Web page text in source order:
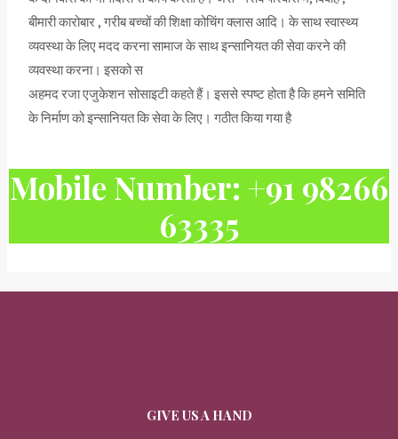
बीमारी कारोबार , गरीब बच्चों की शिक्षा कोचिंग क्लास आदि। के साथ स्वास्थ्य
व्यवस्था के लिए मदद करना सामाज के साथ इन्सानियत की सेवा करने की
व्यवस्था करना। इसको स
अहमद रजा एजुकेशन सोसाइटी कहते हैं। इससे स्पष्ट होता है कि हमने समिति
के निर्माण को इन्सानियत कि सेवा के लिए। गठीत किया गया है
Mobile Number: +91 98266
63335
GIVE US A HAND